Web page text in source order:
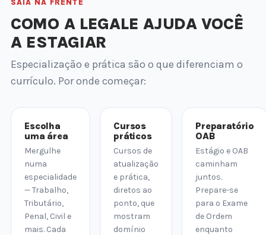
SAIA NA FRENTE
COMO A LEGALE AJUDA VOCÊ
A ESTAGIAR
Especialização e prática são o que diferenciam o
currículo. Por onde começar:
Escolha
uma área
Mergulhe
numa
especialidade
— Trabalho,
Tributário,
Penal, Civil e
mais. Cada
Cursos
práticos
Cursos de
atualização
e prática,
diretos ao
ponto, que
mostram
domínio
Preparatório
OAB
Estágio e OAB
caminham
juntos.
Prepare-se
para o Exame
de Ordem
enquanto